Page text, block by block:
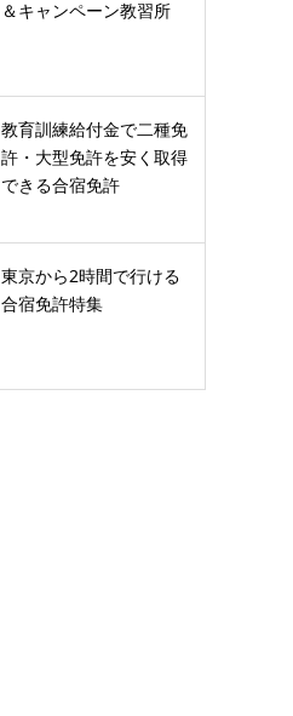
＆キャンペーン教習所
教育訓練給付金で二種免
許・大型免許を安く取得
できる合宿免許
東京から2時間で行ける
合宿免許特集